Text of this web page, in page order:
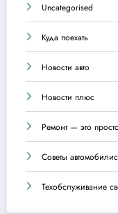
Uncategorised
Куда поехать
Новости авто
Новости плюс
Ремонт — это просто
Советы
Техобслуживание